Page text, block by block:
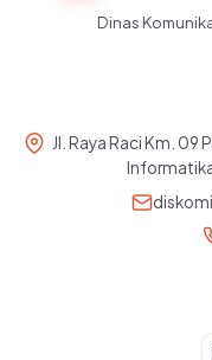
Dinas
Jl. Raya Raci Km. 09